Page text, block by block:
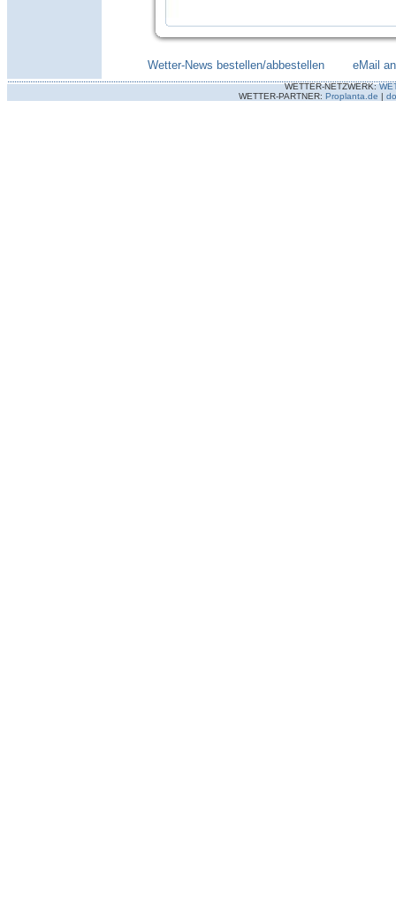
Wetter-News bestellen/abbestellen eMail
WETTER-NETZWERK:
WETTER-PARTNER: Proplanta.de |